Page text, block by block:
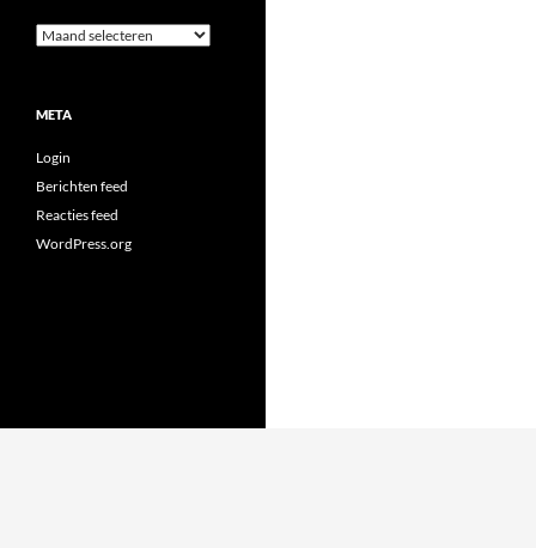
Archieven
META
Login
Berichten feed
Reacties feed
WordPress.org